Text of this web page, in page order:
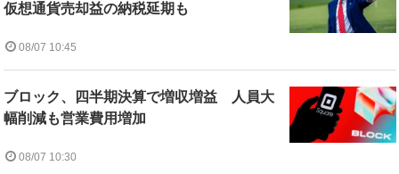
仮想通貨売却益の納税延期も
08/07 10:45
ブロック、四半期決算で増収増益 人員大
幅削減も営業費用増加
08/07 10:30